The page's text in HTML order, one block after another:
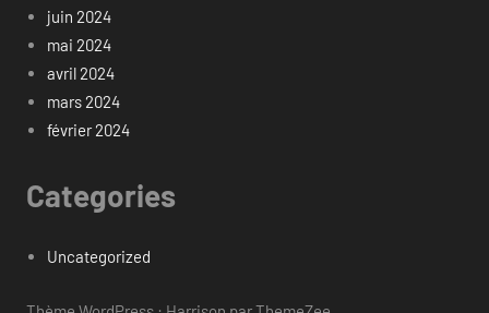
juin 2024
mai 2024
avril 2024
mars 2024
février 2024
Categories
Uncategorized